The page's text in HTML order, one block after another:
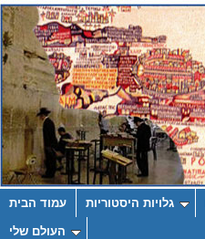
עמוד הבית גלויות היסטוריות
העולם שלי